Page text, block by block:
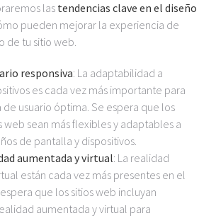
las tendencias clave en el diseño
pueden mejorar la experiencia de
de tu sitio web.
responsiva: La adaptabilidad a
es cada vez más importante para
usuario óptima. Se espera que los
web sean más flexibles y adaptables a
de pantalla y dispositivos.
aumentada y virtual: La realidad
están cada vez más presentes en el
que los sitios web incluyan
aumentada y virtual para